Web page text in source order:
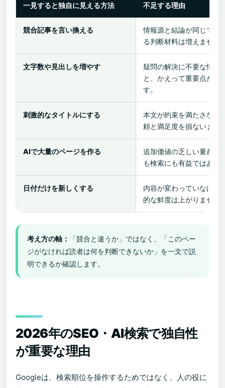
一見すると独自に見える方法 不足する理由
競合記事を言い換える
情報源と結論が同じで、
る判断材料は増えません
文字数や見出しを増やす
疑問の解決に不要な情報
と、かえって重要点が埋
す。
刺激的なタイトルにする
本文が約束を満たさなけ
頼と満足度を損ないます
AIで大量のページを作る
追加価値の乏しい量産は
も検索にも有益ではあり
日付だけを新しくする
内容が変わっていなけれ
的な鮮度は上がりません
考え方の軸：
「競合と違うか」ではなく、「このペー
ジがなければ読者は何を判断できないか」を一文で説
明できるか確認します。
2026年のSEO・AI検索で独自性
が重要な理由
Googleは、検索順位を操作するためではなく、人の役に